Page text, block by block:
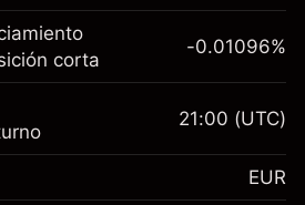
sobre:
€1,000.00
corta
-0.01096%
21:00 (UTC)
EUR